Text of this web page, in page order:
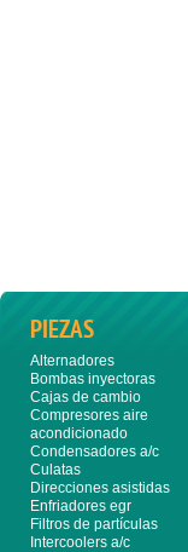
PIEZAS
Alternadores
Bombas inyectoras
Cajas de cambio
Compresores aire
acondicionado
Condensadores a/c
Culatas
Direcciones asistidas
Enfriadores egr
Filtros de partículas
Intercoolers a/c